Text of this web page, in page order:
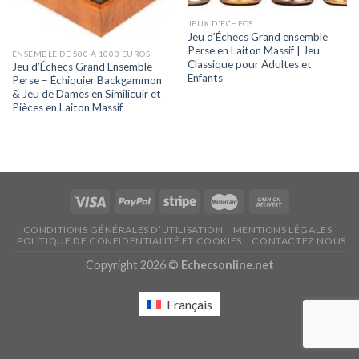
ENSEMBLE DE 500 À 1000 EUROS
Jeu d’Échecs Grand Ensemble
Perse – Échiquier Backgammon
& Jeu de Dames en Similicuir et
Pièces en Laiton Massif
JEUX D'ECHECS
Jeu d’Échecs Grand ensemble
Perse en Laiton Massif | Jeu
Classique pour Adultes et
Enfants
CONDITIONS GÉNÉRALES D’UTILISATION
MENTIONS LÉGALES
POLITIQUE DE CONFIDENTIALITÉ ET COOKIES
CONTACTEZ NOUS
Copyright 2026 © Echecsonline.net
Français